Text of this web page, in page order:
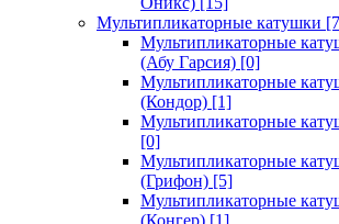
Мультипликаторные катушки
Мультипликаторные
(Абу Гарсия) [0]
Мультипликаторные
(Кондор) [1]
Мультипликаторные
[0]
Мультипликаторные
(Грифон) [5]
Мультипликаторные